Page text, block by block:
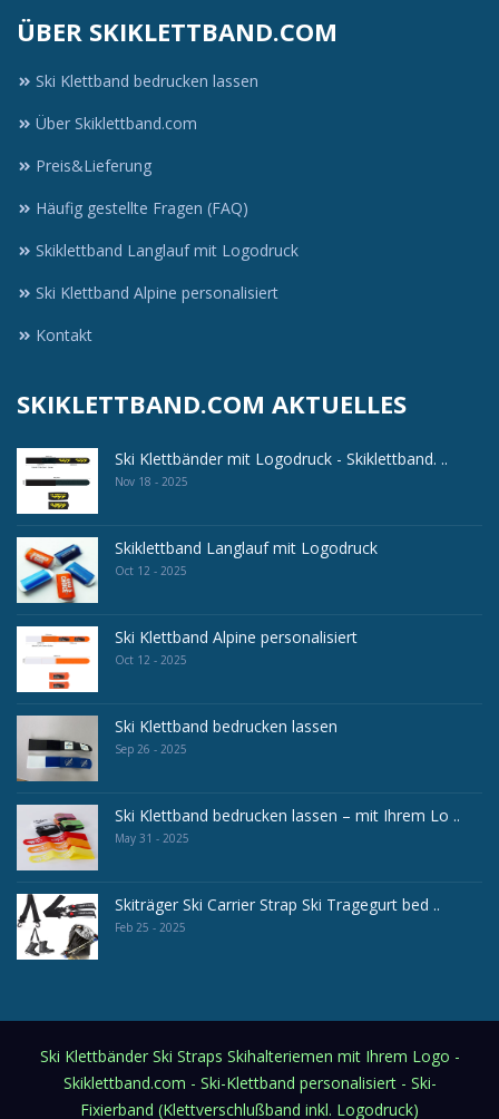
ÜBER SKIKLETTBAND.COM
Ski Klettband bedrucken lassen
Über Skiklettband.com
Preis&Lieferung
Häufig gestellte Fragen (FAQ)
Skiklettband Langlauf mit Logodruck
Ski Klettband Alpine personalisiert
Kontakt
SKIKLETTBAND.COM AKTUELLES
Ski Klettbänder mit Logodruck - Skiklettband. ..
Nov 18 - 2025
Skiklettband Langlauf mit Logodruck
Oct 12 - 2025
Ski Klettband Alpine personalisiert
Oct 12 - 2025
Ski Klettband bedrucken lassen
Sep 26 - 2025
Ski Klettband bedrucken lassen – mit Ihrem Lo ..
May 31 - 2025
Skiträger Ski Carrier Strap Ski Tragegurt bed ..
Feb 25 - 2025
Ski Klettbänder Ski Straps Skihalteriemen mit Ihrem Logo -
Skiklettband.com - Ski-Klettband personalisiert - Ski-
Fixierband (Klettverschlußband inkl. Logodruck)